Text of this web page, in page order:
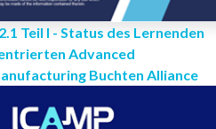
Teil I - Status des Lernenden
Advanced
Buchten Alliance